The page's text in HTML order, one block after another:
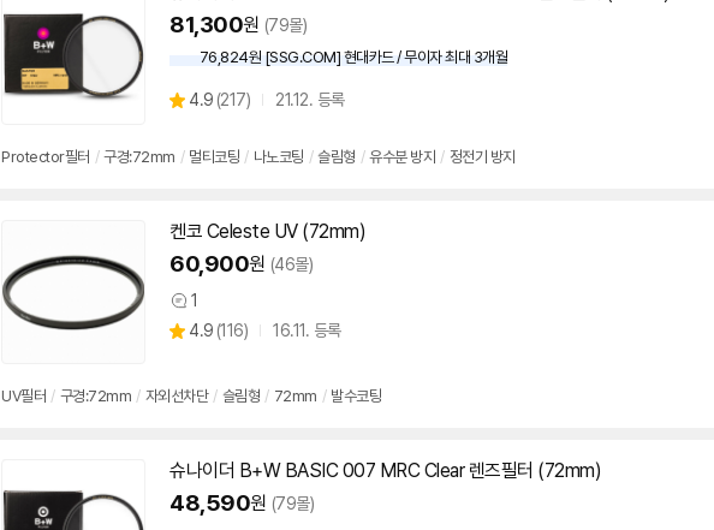
81,300원 (79몰)
76,824원 [SSG.COM] 현대카드 / 무이자 최대 3개월
별
4.9 (상
리
217) 21.12. 등록
Protector필터 / 구경:72mm / 멀티코팅 / 나노코팅 / 슬림형 / 유수분 방지 / 정전기 방지
켄코 Celeste UV (72mm)
60,900원 (46몰)
상
품
1
별
4.9 (상
뷰
116) 16.11. 등록
UV필터 / 구경:72mm / 자외선차단 / 슬림형 / 72mm / 발수코팅
슈나이더 B+W BASIC 007 MRC Clear 렌즈필터 (72mm)
48,590원 (79몰)